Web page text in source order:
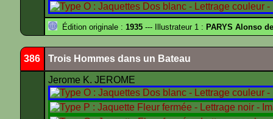
Édition originale : 1935 --- Illustrateur 1 : PARYS Alonso de
386 Trois Hommes dans un Bateau
Jerome K. JEROME